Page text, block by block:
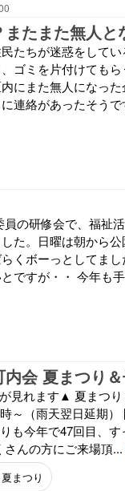
たちが迷惑をして
ゴミを片付けても
にまた無人になっ
連絡があったそう
の研修会で、福祉
た。日曜は朝から
くボーっとしてま
ですが・・ 今年も
内会 夏まつり
見れます▲ 夏まつ
～（雨天翌日延期
も今年で47回目、
んの方にご来場頂...
夏まつり